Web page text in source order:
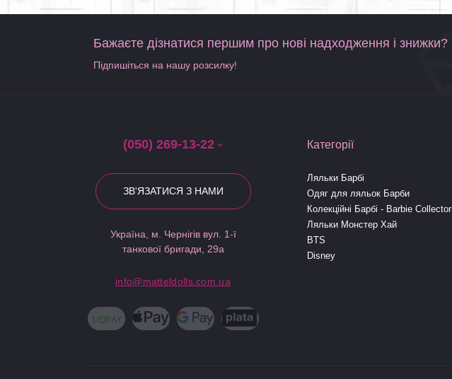
Бажаєте дізнатися першим про нові надходження і знижки?
Підпишіться на нашу розсилку!
(050) 269-13-22
ЗВ'ЯЗАТИСЯ З НАМИ
Україна, м. Чернігів вул. 1-ї
танкової бригади, 29а
info@matteldolls.com.ua
Категорії
Ляльки Барбі
Одяг для ляльок Барби
Колекційні Барбі - Barbie Collector
Ляльки Монстер Хай
BTS
Disney